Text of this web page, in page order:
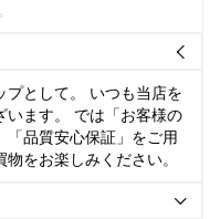

プとして。 いつも当店を
います。 では「お客様の
品質安心保証」をご用
をお楽しみください。
